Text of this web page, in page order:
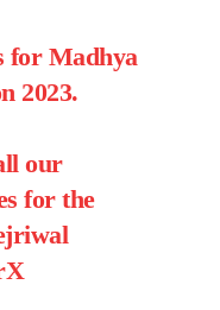
for Madhya
2023.
our
for the